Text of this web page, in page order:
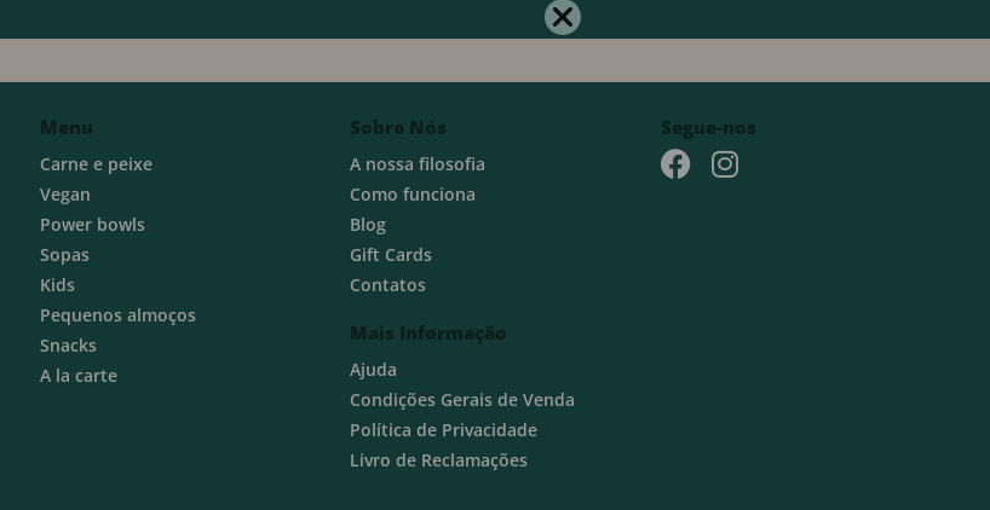
Menu
Carne e peixe
Vegan
Power bowls
Sopas
Kids
Pequenos almoços
Snacks
A la carte
Sobre Nós
A nossa filosofia
Como funciona
Blog
Gift Cards
Contatos
Mais Informação
Ajuda
Condições Gerais de Venda
Política de Privacidade
Livro de Reclamações
Segue-nos